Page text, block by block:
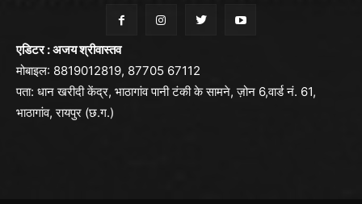
एडिटर : अजय श्रीवास्तव
मोबाइल: 8819012819, 87705 67112
पता: धान खरीदी केंद्र, भाठागांव पानी टंकी के सामने, ज़ोन 6,वार्ड नं. 61,
भाठागांव, रायपुर (छ.ग.)